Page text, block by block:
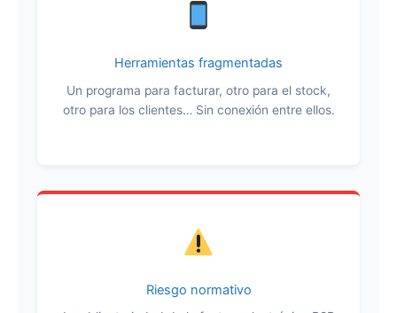
Herramientas fragmentadas
Un programa para facturar, otro para el stock,
otro para los clientes… Sin conexión entre ellos.
Riesgo normativo